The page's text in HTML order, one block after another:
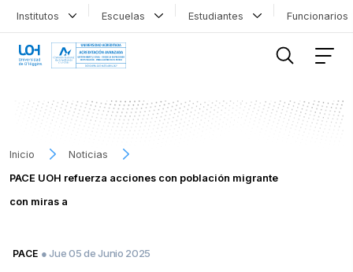
Institutos Escuelas Estudiantes
Inicio
Noticias
PACE UOH refuerza acciones con población migrante
con miras a
PACE ● Jue 05 de Junio 2025